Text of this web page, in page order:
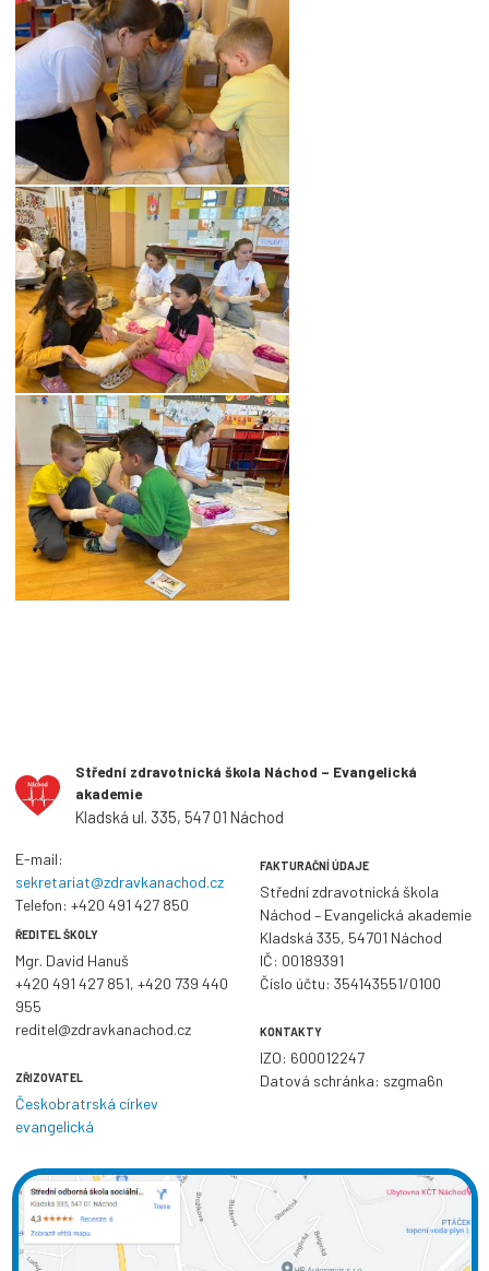
Střední zdravotnická škola Náchod – Evangelická
akademie
Kladská ul. 335, 547 01 Náchod
E-mail:
sekretariat@zdravkanachod.cz
Telefon: +420 491 427 850
ŘEDITEL ŠKOLY
Mgr. David Hanuš
+420 491 427 851, +420 739 440
955
reditel@zdravkanachod.cz
ZŘIZOVATEL
Českobratrská církev
evangelická
FAKTURAČNÍ ÚDAJE
Střední zdravotnická škola
Náchod – Evangelická akademie
Kladská 335, 54701 Náchod
IČ: 00189391
Číslo účtu: 354143551/0100
KONTAKTY
IZO: 600012247
Datová schránka: szgma6n